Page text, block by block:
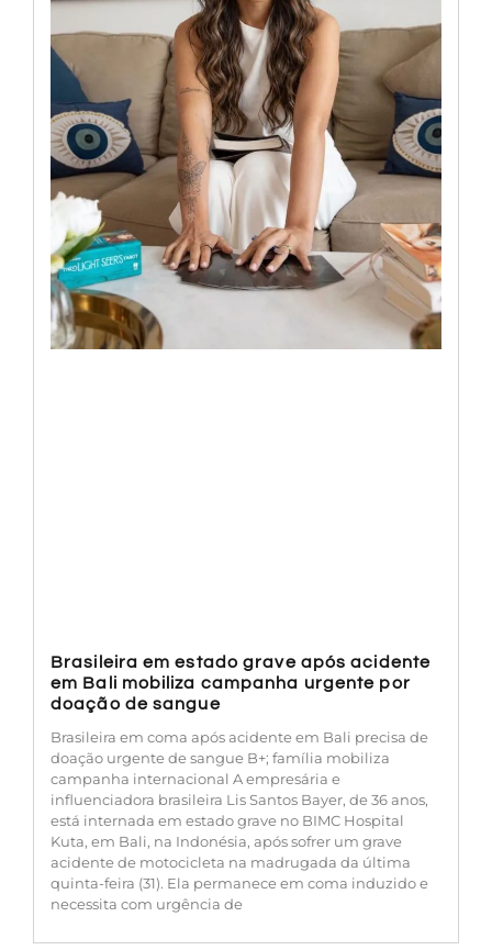
Brasileira em estado grave após acidente
em Bali mobiliza campanha urgente por
doação de sangue
Brasileira em coma após acidente em Bali precisa de
doação urgente de sangue B+; família mobiliza
campanha internacional A empresária e
influenciadora brasileira Lis Santos Bayer, de 36 anos,
está internada em estado grave no BIMC Hospital
Kuta, em Bali, na Indonésia, após sofrer um grave
acidente de motocicleta na madrugada da última
quinta-feira (31). Ela permanece em coma induzido e
necessita com urgência de